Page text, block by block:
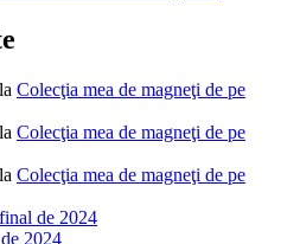
la Colecţia mea de magneţi de pe
la Colecţia mea de magneţi de pe
la Colecţia mea de magneţi de pe
de 2024
2024